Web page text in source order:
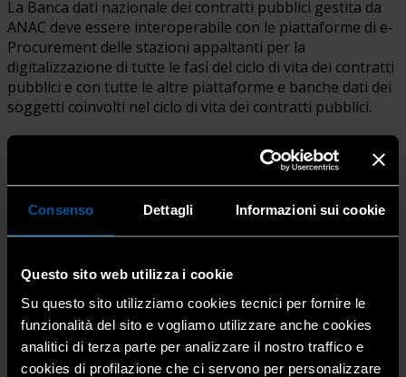
Consenso Dettagli Informazioni sui cookie
Questo sito web utilizza i cookie
Su questo sito utilizziamo cookies tecnici per fornire le
funzionalità del sito e vogliamo utilizzare anche cookies
analitici di terza parte per analizzare il nostro traffico e
cookies di profilazione che ci servono per personalizzare
La Banca dati nazionale dei contratti pubblici gestita da
ANAC deve essere interoperabile con le piattaforme di e-
Procurement delle stazioni appaltanti per la
digitalizzazione di tutte le fasi del ciclo di vita dei contratti
pubblici e con tutte le altre piattaforme e banche dati dei
soggetti coinvolti nel ciclo di vita dei contratti pubblici.
Lo scoglio maggiore per le Amministrazioni è stato
l’acquisizione del Codice Identificativo Gara – CIG, sia
perché molti Enti non avevano chiaro che il Punto
un ruolo di maggior rilievo, sia perché la piattaforma
Consip prevedeva la compilazione di campi dall’oscuro
significato (basti pensare al campo “ID partecipante” ed
alla necessità di compilarlo ricorrendo ad un “servizio
esterno” per la generazione di un codice).